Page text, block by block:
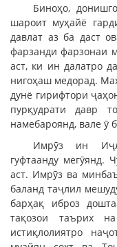
Биноҳо,
шароит муҳайё
давлат аз ба даст
фарзанди фарзонаи
аст, ки ин далатро
нигоҳаш медорад.
дунё гирифтори
пурқудрати давр
намебароянд, вале ӯ
Имрӯз ин
гуфтаанду мегӯянд.
аст. Имрӯз ва
баланд таҷлил
барҳақ иброз
тақозои таърих
истиқлолиятро